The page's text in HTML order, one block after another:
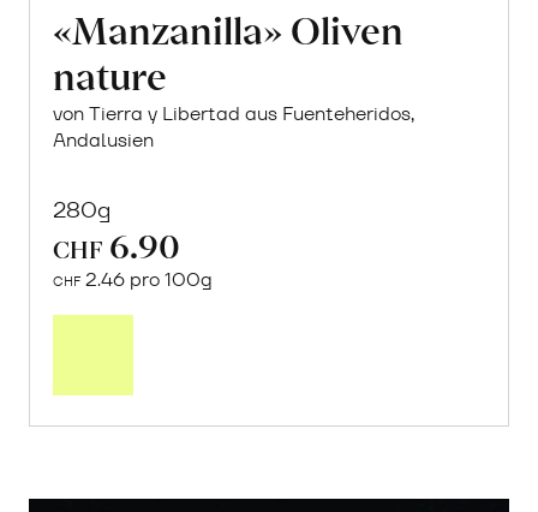
«Manzanilla» Oliven
nature
von Tierra y Libertad aus Fuenteheridos,
Andalusien
280g
CHF 6.90
CHF 2.46 pro 100g